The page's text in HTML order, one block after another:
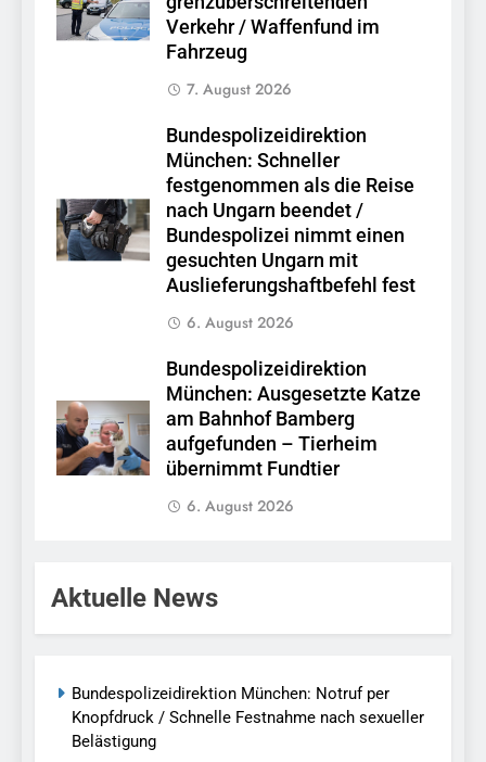
Verkehr / Waffenfund im
Fahrzeug
7. August 2026
Bundespolizeidirektion
München: Schneller
festgenommen als die Reise
nach Ungarn beendet /
Bundespolizei nimmt einen
gesuchten Ungarn mit
Auslieferungshaftbefehl fest
6. August 2026
Bundespolizeidirektion
München: Ausgesetzte Katze
am Bahnhof Bamberg
aufgefunden – Tierheim
übernimmt Fundtier
6. August 2026
Aktuelle News
Bundespolizeidirektion München: Notruf per
Knopfdruck / Schnelle Festnahme nach sexueller
Belästigung